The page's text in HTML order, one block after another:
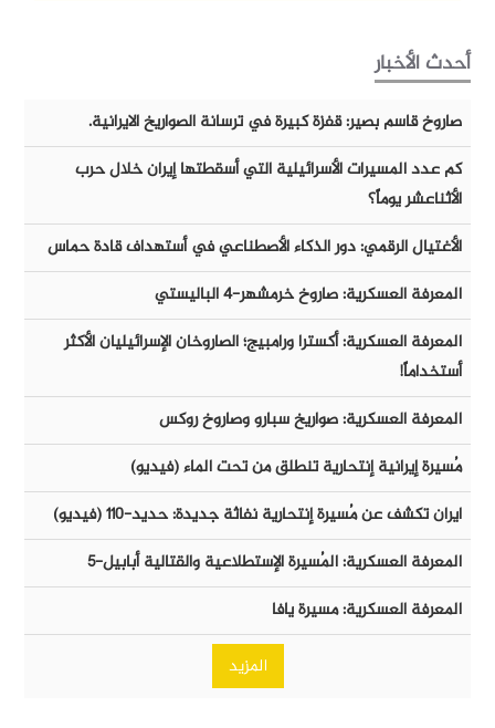
أحدث الأخبار
صاروخ قاسم بصير: قفزة كبيرة في ترسانة الصواريخ الايرانية.
كم عدد المسيرات الأسرائيلية التي أسقطتها إيران خلال حرب
الأثناعشر يوماً؟
الأغتيال الرقمي: دور الذكاء الأصطناعي في أستهداف قادة حماس
المعرفة العسكرية: صاروخ خرمشهر-٤ الباليستي
المعرفة العسكرية: أكسترا ورامبيج؛ الصاروخان الإسرائيليان الأكثر
أستخداماً!
المعرفة العسكرية: صواريخ سبارو وصاروخ روكس
مُسيرة إيرانية إنتحارية تنطلق من تحت الماء (فيديو)
ايران تكشف عن مُسيرة إنتحارية نفاثة جديدة: حديد-١١٠ (فيديو)
المعرفة العسكرية: المُسيرة الإستطلاعية والقتالية أبابيل-٥
المعرفة العسكرية: مسيرة يافا
المزيد